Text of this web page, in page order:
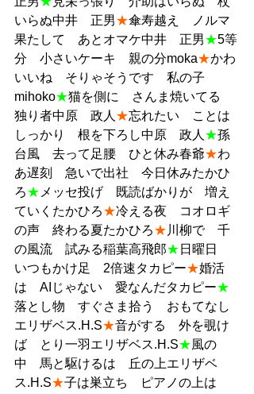
いらぬ中井　正男★傘寿越え　ノルマ
果たして　あとオマケ中井　正男★5等
分　小さいケーキ　親の分moka★かわ
いいね　そりゃそうです　私の子
mihoko★猫を側に　さんま焼いてる
独り者中原　政人 ★忘れたい　ことは
しっかり　根を下ろし中原　政人 ★孫
台風　去って足腰　ひと休み春爺★わ
あ遅刻　急いで出社　今日休みたかひ
ろ★ メッセ投げ　既読ばかりが　増え
ていくたかひろ★冷える夜　コオロギ
の声　終わる夏たかひろ★ 川柳で　千
の風流　試みる稲葉高飛郎★ 日曜日
いつもかけ足　2倍速タカピー★婚活
は　AIじゃない　愛なんだタカピー★
落とし物　すぐさま拾う　おもてなし
エリザベス.H.S★音がする　外を覗け
ば　とり一羽エリザベス.H.S★風の
中　馬と駆けるは　丘の上エリザベ
ス.H.S★子は巣立ち　ピアノの上は